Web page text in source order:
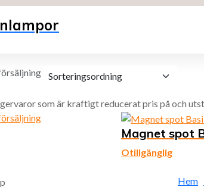
som är kraftigt reducerat pris på och
Magnet spot
Otillgänglig
Hem